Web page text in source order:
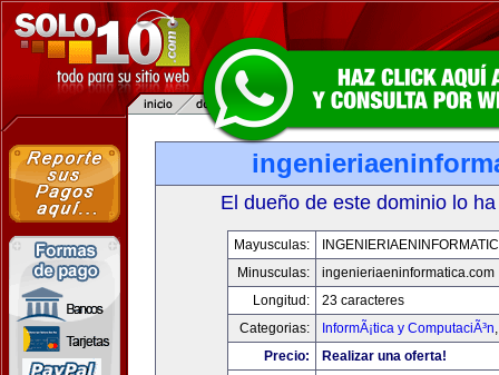
El dueño de este dominio lo
Mayusculas:
Minusculas:
ingenieriaeninformatica.com
Longitud:
23 caracteres
Categorias:
InformÃ¡tica y ComputaciÃ³n
Precio:
Realizar una oferta!